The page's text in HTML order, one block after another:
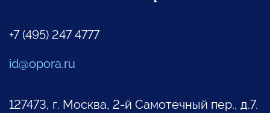
+7 (495) 247 4777
id@opora.ru
127473, г. Москва, 2-й Самотечный пер., д.7.